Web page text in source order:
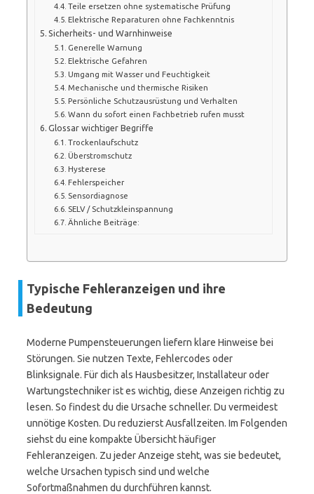
Teile ersetzen ohne systematische Prüfung
Elektrische Reparaturen ohne Fachkenntnis
Sicherheits- und Warnhinweise
Generelle Warnung
Elektrische Gefahren
Umgang mit Wasser und Feuchtigkeit
Mechanische und thermische Risiken
Persönliche Schutzausrüstung und Verhalten
Wann du sofort einen Fachbetrieb rufen musst
Glossar wichtiger Begriffe
Trockenlaufschutz
Überstromschutz
Hysterese
Fehlerspeicher
Sensordiagnose
SELV / Schutzkleinspannung
Ähnliche Beiträge:
Typische Fehleranzeigen und ihre
Bedeutung
Moderne Pumpensteuerungen liefern klare Hinweise bei
Störungen. Sie nutzen Texte, Fehlercodes oder
Blinksignale. Für dich als Hausbesitzer, Installateur oder
Wartungstechniker ist es wichtig, diese Anzeigen richtig zu
lesen. So findest du die Ursache schneller. Du vermeidest
unnötige Kosten. Du reduzierst Ausfallzeiten. Im Folgenden
siehst du eine kompakte Übersicht häufiger
Fehleranzeigen. Zu jeder Anzeige steht, was sie bedeutet,
welche Ursachen typisch sind und welche
Sofortmaßnahmen du durchführen kannst.